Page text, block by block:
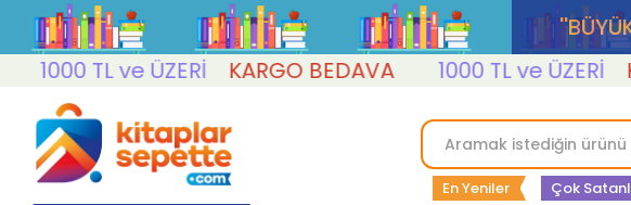
TL ve ÜZERİ
KARGO BEDAVA 1000 TL ve ÜZERİ
En Yeniler Çok